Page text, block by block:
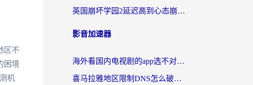
区不
困境
机
英国崩坏学园2延迟高到心态崩？海外党国服游戏加速终极指南
影音加速器
海外看国内电视剧的app选不对？这份回国加速器避坑指南帮你流畅追剧
喜马拉雅地区限制DNS怎么破？海外党听国内音乐听书的终极解决方案